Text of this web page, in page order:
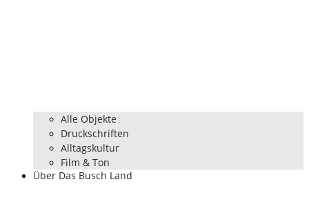
Alle Objekte
Druckschriften
Alltagskultur
Film & Ton
Über Das Busch Land